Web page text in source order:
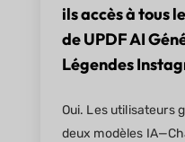
ils accès à tous
de UPDF AI
Légendes
Oui. Les utilisateurs
deux modèles